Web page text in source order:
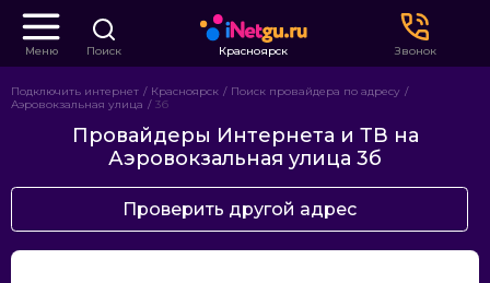
Меню Поиск Красноярск Звонок
Подключить интернет Красноярск
Поиск провайдера по адресу
Аэровокзальная улица
3б
Провайдеры Интернета и ТВ на
Аэровокзальная улица 3б
Проверить другой адрес